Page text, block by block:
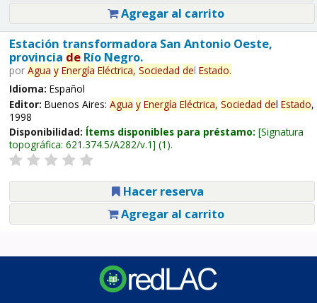
Agregar al carrito
Estación transformadora San Antonio Oeste,
provincia deRío Negro.
por Agua y Energía Eléctrica, Sociedad del Estado.
Idioma: Español
Editor: Buenos Aires: Agua y Energía Eléctrica, Sociedad del Estado,
1998
Disponibilidad: Ítems disponibles para préstamo: Signatura
topográfica: 621.374.5/A282/v.1 (1).
Hacer reserva
Agregar al carrito